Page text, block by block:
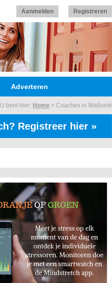
Aanmelden Registreren
Adverteren
U bent hier: Home > Coaches in Wallonië
Registreer hier »